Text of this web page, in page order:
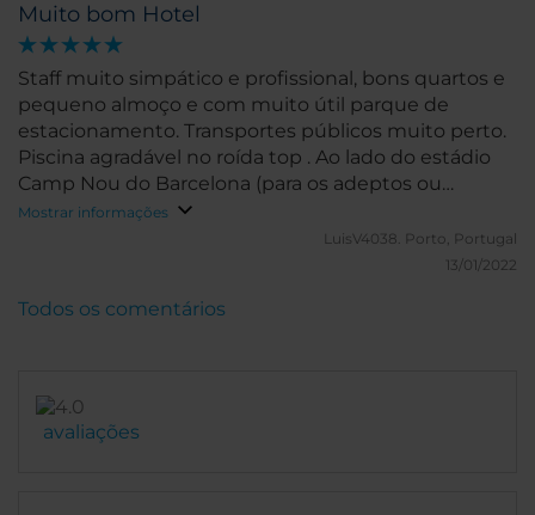
Muito bom Hotel
Staff muito simpático e profissional, bons quartos e
pequeno almoço e com muito útil parque de
estacionamento. Transportes públicos muito perto.
Piscina agradável no roída top . Ao lado do estádio
Camp Nou do Barcelona (para os adeptos ou
interessados).
Mostrar informações
LuisV4038.
Porto, Portugal
13/01/2022
avaliações
Todos os comentários